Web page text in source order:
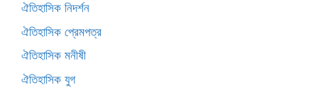
ঐতিহাসিক নিদর্শন
ঐতিহাসিক প্রেমপত্র
ঐতিহাসিক মনীষী
ঐতিহাসিক যুগ